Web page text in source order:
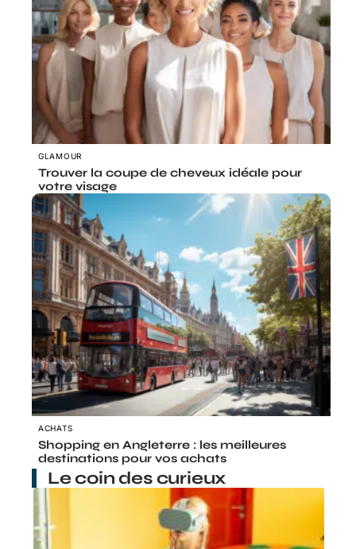
GLAMOUR
Trouver la coupe de cheveux idéale pour
votre visage
ACHATS
Shopping en Angleterre : les meilleures
destinations pour vos achats
Le coin des curieux